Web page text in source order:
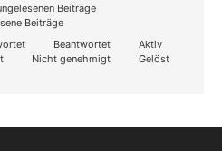
Beiträge
Beiträge
Beantwortet
Aktiv
Nicht genehmigt
Gelöst